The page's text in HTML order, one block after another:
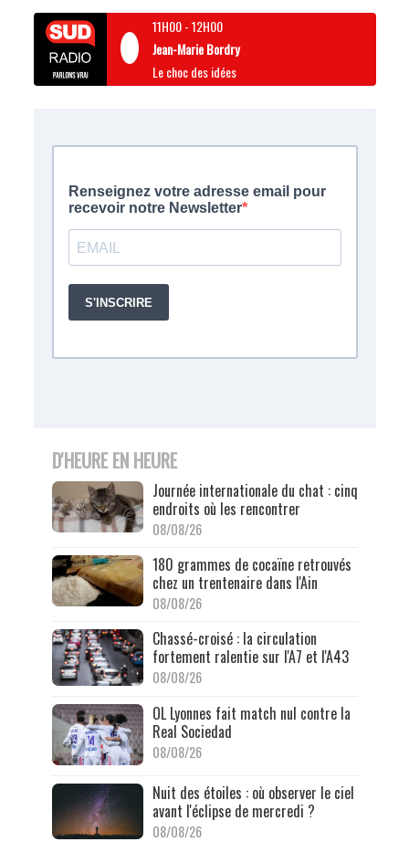
11H00-12H00
Jean-Marie Bordry
Le choc des idées
D'HEURE EN HEURE
Journée internationale du chat : cinq
endroits où les rencontrer
08/08/26
180 grammes de cocaïne retrouvés
chez un trentenaire dans l'Ain
08/08/26
Chassé-croisé : la circulation
fortement ralentie sur l'A7 et l'A43
08/08/26
OL Lyonnes fait match nul contre la
Real Sociedad
08/08/26
Nuit des étoiles : où observer le ciel
avant l'éclipse de mercredi ?
08/08/26